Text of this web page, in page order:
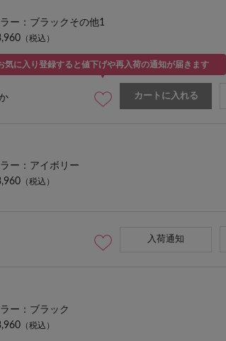
ー：ブラックその他1
（税込）
気に入り登録すると値下げや再入荷の通知が届きます
カートに入れる
ー：アイボリー
（税込）
入荷通知
ー：ブラック
（税込）